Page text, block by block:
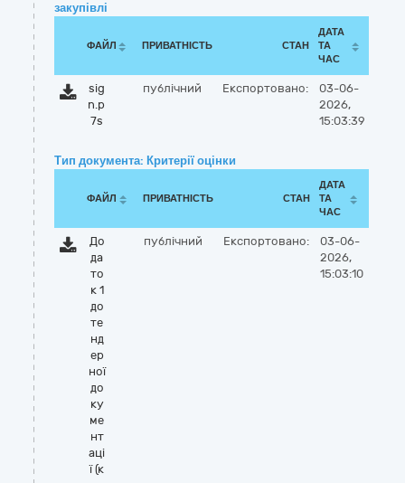
закупівлі
ФАЙЛ ПРИВАТНІСТЬ СТАН
ДАТА
ТА
ЧАС
sig
n.p
7s
публічний Експортовано:
03-06-
2026,
15:03:39
Тип документа: Критерії оцінки
ФАЙЛ ПРИВАТНІСТЬ СТАН
ДАТА
ТА
ЧАС
До
да
то
к 1
до
те
нд
ер
ної
до
ку
ме
нт
аці
ї (к
публічний Експортовано:
03-06-
2026,
15:03:10